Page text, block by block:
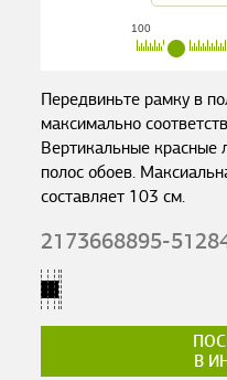
100
Передвиньте рамку в
максимально
Вертикальные красные
полос обоев.
составляет 103 см.
2173668895-
В